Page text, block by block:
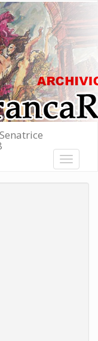
Toggle